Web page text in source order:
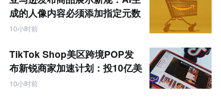
成的人像内容必须添加指定元数
据
10小时前
TikTok Shop美区跨境POP发
布新锐商家加速计划：投10亿美
金资源帮扶四类商家
10小时前